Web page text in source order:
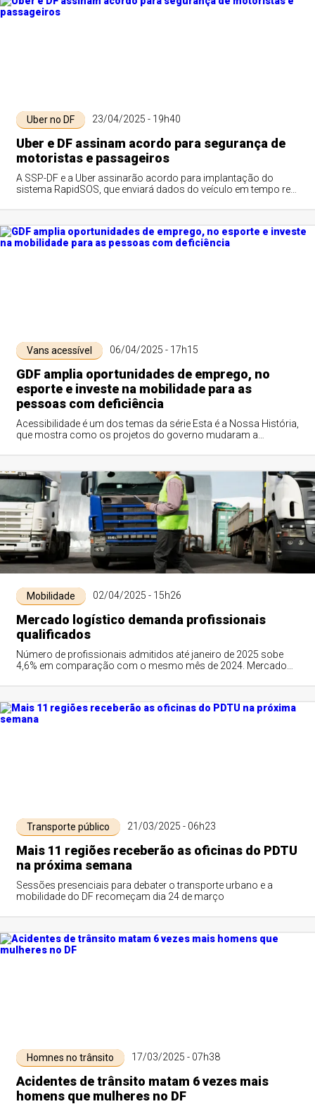
Uber no DF 23/04/2025 - 19h40
Uber e DF assinam acordo para segurança de
motoristas e passageiros
A SSP-DF e a Uber assinarão acordo para implantação do
sistema RapidSOS, que enviará dados do veículo em tempo real
Vans acessível 06/04/2025 - 17h15
GDF amplia oportunidades de emprego, no
esporte e investe na mobilidade para as
pessoas com deficiência
Acessibilidade é um dos temas da série Esta é a Nossa História,
que mostra como os projetos do governo mudaram a
Mobilidade 02/04/2025 - 15h26
Mercado logístico demanda profissionais
qualificados
Número de profissionais admitidos até janeiro de 2025 sobe
4,6% em comparação com o mesmo mês de 2024. Mercado
Transporte público 21/03/2025 - 06h23
Mais 11 regiões receberão as oficinas do PDTU
na próxima semana
Sessões presenciais para debater o transporte urbano e a
mobilidade do DF recomeçam dia 24 de março
Homnes no trânsito 17/03/2025 - 07h38
Acidentes de trânsito matam 6 vezes mais
homens que mulheres no DF